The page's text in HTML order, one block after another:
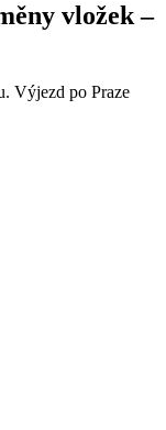
vložek –
Výjezd po Praze